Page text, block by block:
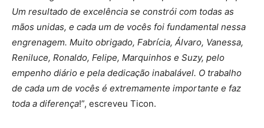
Um resultado de excelência se constrói com todas as
mãos unidas, e cada um de vocês foi fundamental nessa
engrenagem. Muito obrigado, Fabrícia, Álvaro, Vanessa,
Reniluce, Ronaldo, Felipe, Marquinhos e Suzy, pelo
empenho diário e pela dedicação inabalável. O trabalho
de cada um de vocês é extremamente importante e faz
toda a diferença!”, escreveu Ticon.